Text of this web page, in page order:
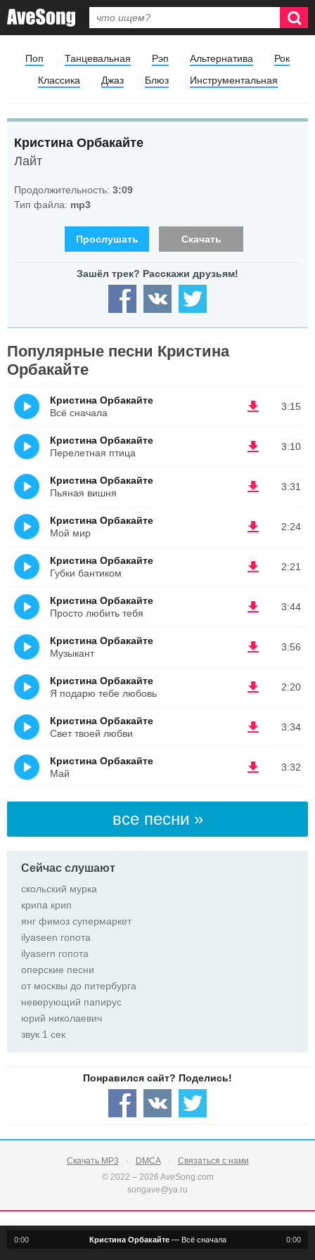
Поп Танцевальная Рэп Альтернатива
Рок
Классика
Джаз Блюз Инструментальная
Кристина Орбакайте
Лайт
Продолжительность: 3:09
Тип файла: mp3
Прослушать Скачать
Популярные песни Кристина
Орбакайте
3:15
Кристина Орбакайте
Всё сначала
3:10
Кристина Орбакайте
Перелетная птица
3:31
Кристина Орбакайте
Пьяная вишня
2:24
Кристина Орбакайте
Мой мир
2:21
Кристина Орбакайте
Губки бантиком
3:44
Кристина Орбакайте
Просто любить тебя
3:56
Кристина Орбакайте
Музыкант
2:20
Кристина Орбакайте
Я подарю тебе любовь
3:34
Кристина Орбакайте
Свет твоей любви
3:32
Кристина Орбакайте
Май
все песни »
Сейчас слушают
скольский мурка
крипа крип
янг фимоз супермаркет
ilyaseen гопота
ilyasern гопота
оперские песни
от москвы до питербурга
неверующий папирус
юрий николаевич
звук 1 сек
Скачать MP3 DMCA
Связаться с нами
© 2022 – 2026 AveSong.com
songave@ya.ru
0:00 0:00
Кристина Орбакайте — Всё сначала